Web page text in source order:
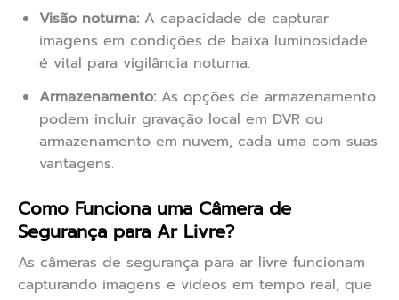
Visão noturna: A capacidade de capturar
imagens em condições de baixa luminosidade
é vital para vigilância noturna.
Armazenamento: As opções de armazenamento
podem incluir gravação local em DVR ou
armazenamento em nuvem, cada uma com suas
vantagens.
Como Funciona uma Câmera de
Segurança para Ar Livre?
As câmeras de segurança para ar livre funcionam
capturando imagens e vídeos em tempo real, que